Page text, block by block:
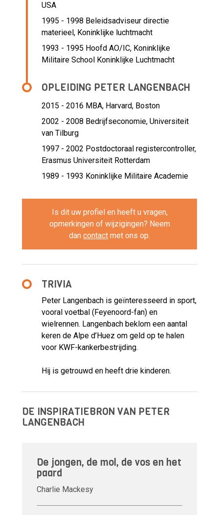
USA
1995 - 1998 Beleidsadviseur directie
materieel, Koninklijke luchtmacht
1993 - 1995 Hoofd AO/IC, Koninklijke
Militaire School Koninklijke Luchtmacht
OPLEIDING PETER LANGENBACH
2015 - 2016 MBA, Harvard, Boston
2002 - 2008 Bedrijfseconomie, Universiteit
van Tilburg
1997 - 2002 Postdoctoraal registercontroller,
Erasmus Universiteit Rotterdam
1989 - 1993 Koninklijke Militaire Academie
Is dit uw profiel en heeft u vragen,
opmerkingen of wijzigingen? Neem
dan contact met ons op.
TRIVIA
Peter Langenbach is geïnteresseerd in sport,
vooral voetbal (Feyenoord-fan) en
wielrennen. Langenbach beklom een aantal
keren de Alpe d’Huez om geld op te halen
voor KWF-kankerbestrijding.
Hij is getrouwd en heeft drie kinderen.
DE INSPIRATIEBRON VAN PETER
LANGENBACH
De jongen, de mol, de vos en het
paard
Charlie Mackesy